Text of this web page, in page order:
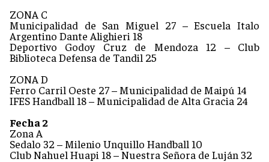
ZONA C
Municipalidad de San Miguel 27 – Escuela Italo
Argentino Dante Alighieri 18
Deportivo Godoy Cruz de Mendoza 12 – Club
Biblioteca Defensa de Tandil 25
ZONA D
Ferro Carril Oeste 27 – Municipalidad de Maipú 14
IFES Handball 18 – Municipalidad de Alta Gracia 24
Fecha 2
Zona A
Sedalo 32 – Milenio Unquillo Handball 10
Club Nahuel Huapi 18 – Nuestra Señora de Luján 32